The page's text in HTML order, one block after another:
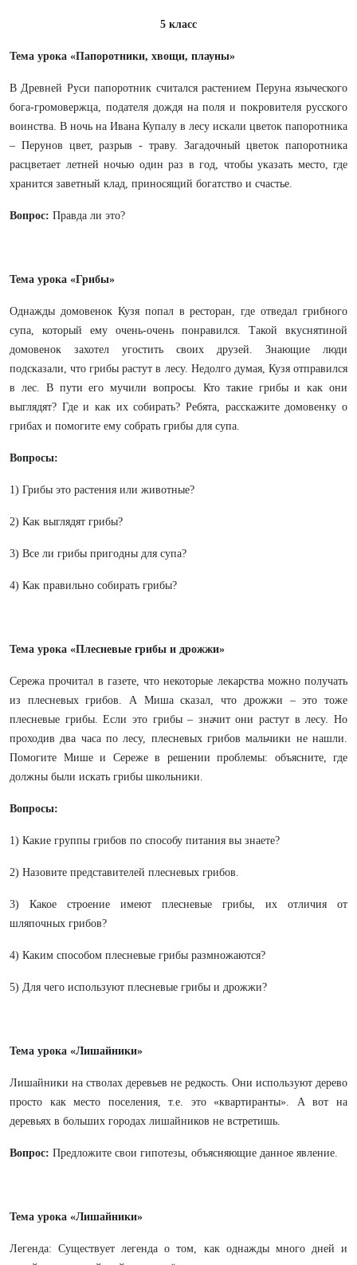
5 класс
Тема урока «Папоротники, хвощи, плауны»
В Древней Руси папоротник считался растением Перуна языческого
бога-громовержца, подателя дождя на поля и покровителя русского
воинства. В ночь на Ивана Купалу в лесу искали цветок папоротника
– Перунов цвет, разрыв - траву. Загадочный цветок папоротника
расцветает летней ночью один раз в год, чтобы указать место, где
хранится заветный клад, приносящий богатство и счастье.
Вопрос: Правда ли это?
Тема урока «Грибы»
Однажды домовенок Кузя попал в ресторан, где отведал грибного
супа, который ему очень-очень понравился. Такой вкуснятиной
домовенок захотел угостить своих друзей. Знающие люди
подсказали, что грибы растут в лесу. Недолго думая, Кузя отправился
в лес. В пути его мучили вопросы. Кто такие грибы и как они
выглядят? Где и как их собирать? Ребята, расскажите домовенку о
грибах и помогите ему собрать грибы для супа.
Вопросы:
1) Грибы это растения или животные?
2) Как выглядят грибы?
3) Все ли грибы пригодны для супа?
4) Как правильно собирать грибы?
Тема урока «Плесневые грибы и дрожжи»
Сережа прочитал в газете, что некоторые лекарства можно получать
из плесневых грибов. А Миша сказал, что дрожжи – это тоже
плесневые грибы. Если это грибы – значит они растут в лесу. Но
проходив два часа по лесу, плесневых грибов мальчики не нашли.
Помогите Мише и Сереже в решении проблемы: объясните, где
должны были искать грибы школьники.
Вопросы:
1) Какие группы грибов по способу питания вы знаете?
2) Назовите представителей плесневых грибов.
3) Какое строение имеют плесневые грибы, их отличия от
шляпочных грибов?
4) Каким способом плесневые грибы размножаются?
5) Для чего используют плесневые грибы и дрожжи?
Тема урока «Лишайники»
Лишайники на стволах деревьев не редкость. Они используют дерево
просто как место поселения, т.е. это «квартиранты». А вот на
деревьях в больших городах лишайников не встретишь.
Вопрос: Предложите свои гипотезы, объясняющие данное явление.
Тема урока «Лишайники»
Легенда: Существует легенда о том, как однажды много дней и